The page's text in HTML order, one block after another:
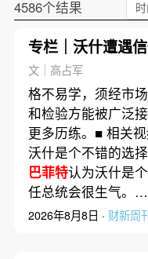
4586个结果
专栏｜沃什遭遇
文｜高占军
格不易学，须经市
和检验方能被广泛
更多历练。■ 相关
沃什是个不错的选
巴菲特认为沃什是
任总统会很生气。
2026年8月8日 · 财新周